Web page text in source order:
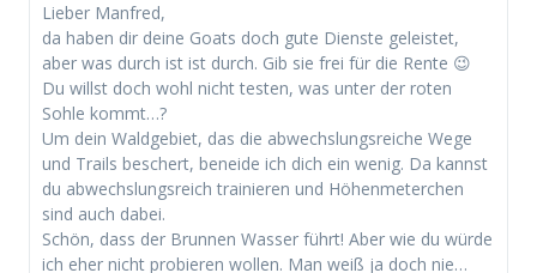
Lieber Manfred,
da haben dir deine Goats doch gute Dienste geleistet,
aber was durch ist ist durch. Gib sie frei für die Rente 😉
Du willst doch wohl nicht testen, was unter der roten
Sohle kommt…?
Um dein Waldgebiet, das die abwechslungsreiche Wege
und Trails beschert, beneide ich dich ein wenig. Da kannst
du abwechslungsreich trainieren und Höhenmeterchen
sind auch dabei.
Schön, dass der Brunnen Wasser führt! Aber wie du würde
ich eher nicht probieren wollen. Man weiß ja doch nie…